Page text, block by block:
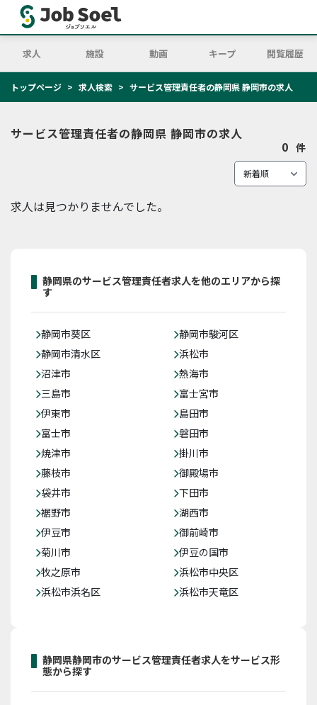
求人 施設 動画 キープ 閲覧履歴
トップページ 求人検索 サービス管理責任者の静岡県 静岡市の求人
サービス管理責任者の静岡県 静岡市の求人
0 件
求人は見つかりませんでした。
静岡県のサービス管理責任者求人を他のエリアから探
す
静岡市葵区
静岡市駿河区
静岡市清水区
浜松市
沼津市
熱海市
三島市
富士宮市
伊東市
島田市
富士市
磐田市
焼津市
掛川市
藤枝市
御殿場市
袋井市
下田市
裾野市
湖西市
伊豆市
御前崎市
菊川市
伊豆の国市
牧之原市
浜松市中央区
浜松市浜名区
浜松市天竜区
静岡県静岡市のサービス管理責任者求人をサービス形
態から探す